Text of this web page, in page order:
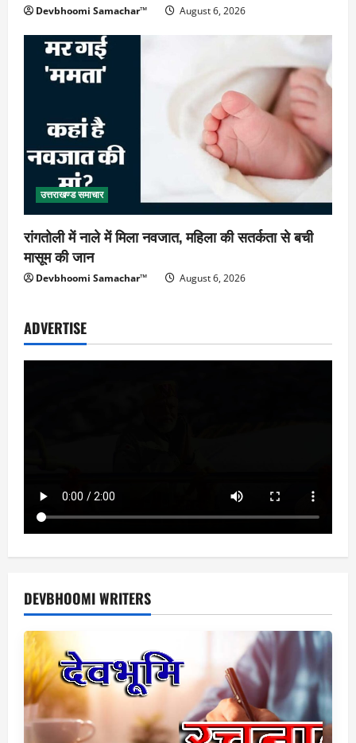
Devbhoomi Samachar™ August 6, 2026
उत्तराखण्ड समाचार
रांगतोली में नाले में मिला नवजात, महिला की सतर्कता से बची
मासूम की जान
Devbhoomi Samachar™ August 6, 2026
ADVERTISE
DEVBHOOMI WRITERS